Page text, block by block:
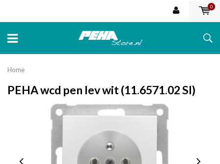
0
Home
PEHA wcd pen lev wit (11.6571.02 SI)